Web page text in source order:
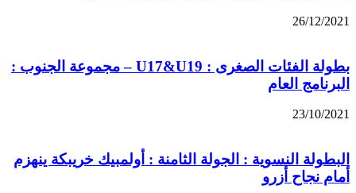
26/12/2021
بطولة الفئات الصغرى : U17&U19 – مجموعة الجنوب :
البرنامج العام
23/10/2021
البطولة النسوية : الجولة الثامنة : أولمبيك خريبكة ينهزم
أمام نجاح أزرو